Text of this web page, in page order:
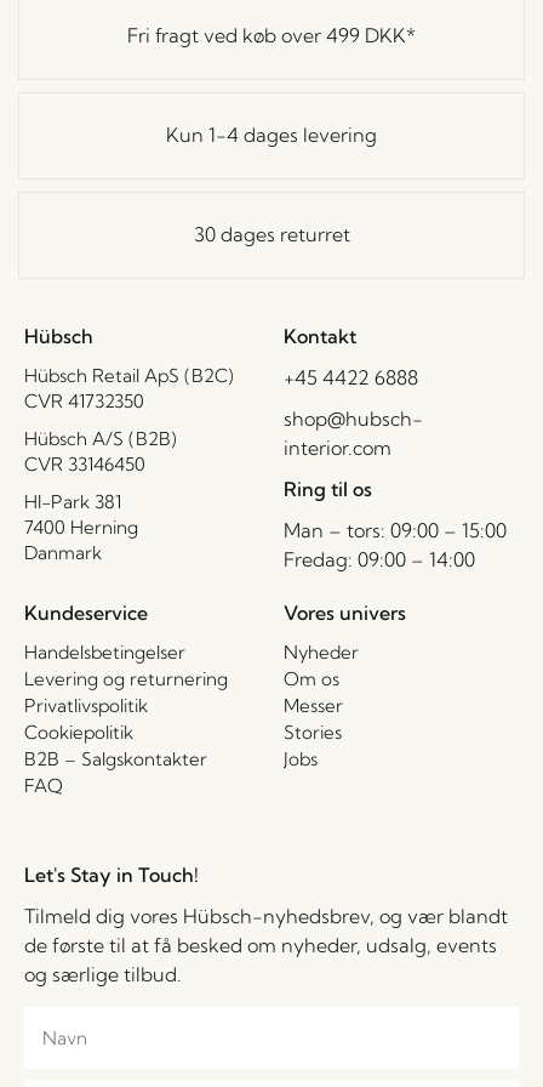
Fri fragt ved køb over 499 DKK*
Kun 1-4 dages levering
30 dages returret
Hübsch
Hübsch Retail ApS (B2C)
CVR 41732350
Hübsch A/S (B2B)
CVR 33146450
HI-Park 381
7400 Herning
Danmark
Kontakt
+45 4422 6888
shop@hubsch-
interior.com
Ring til os
Man – tors: 09:00 – 15:00
Fredag: 09:00 – 14:00
Kundeservice
Handelsbetingelser
Levering og returnering
Privatlivspolitik
Cookiepolitik
B2B – Salgskontakter
FAQ
Vores univers
Nyheder
Om os
Messer
Stories
Jobs
Let's Stay in Touch!
Tilmeld dig vores Hübsch-nyhedsbrev, og vær blandt
de første til at få besked om nyheder, udsalg, events
og særlige tilbud.